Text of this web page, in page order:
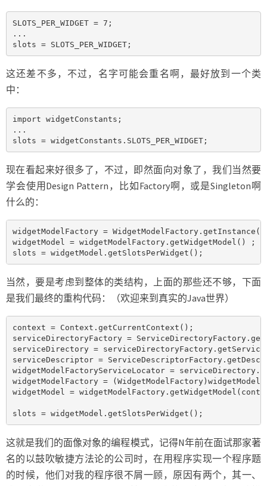
SLOTS_PER_WIDGET = 7;
...
slots = SLOTS_PER_WIDGET;
这还差不多，不过，名字可能会重名啊，最好放到一个类
中：
import widgetConstants;
...
slots = widgetConstants.SLOTS_PER_WIDGET;
现在看起来好很多了，不过，即然面向对象了，我们当然要
学会使用Design Pattern，比如Factory啊，或是Singleton啊
什么的：
widgetModelFactory =
widgetModel = widgetModelFactory.getWidgetModel() ;
slots = widgetModel.getSlotsPerWidget();
当然，要是考虑到整体的类结构，上面的那些还不够，下面
是我们最终的重构代码：（欢迎来到真实的Java世界）
context = Context.getCurrentContext();
serviceDirectoryFactory =
serviceDirectory =
serviceDescriptor =
widgetModelFactoryServiceLocator =
widgetModelFactory =
widgetModel =
slots = widgetModel.getSlotsPerWidget();
这就是我们的面像对象的编程模式，记得N年前在面试那家著
名的以鼓吹敏捷方法论的公司时，在用程序实现一个程序题
的时候，他们对我的程序很不屑一顾，原因有两个，其一、